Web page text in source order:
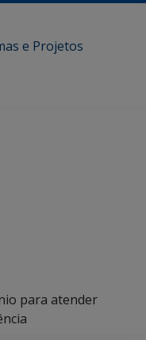
e Projetos
para atender